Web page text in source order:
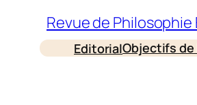
contenu
Revue de
EditorialObjectifs de